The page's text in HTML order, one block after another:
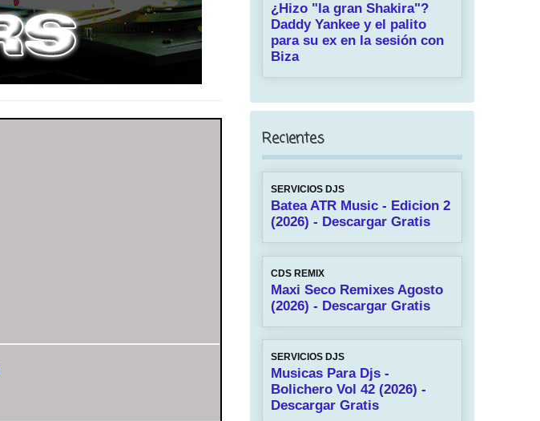
¿Hizo "la gran Shakira"?
Daddy Yankee y el palito
para su ex en la sesión con
Biza
Recientes
SERVICIOS DJS
Batea ATR Music - Edicion 2
(2026) - Descargar Gratis
CDS REMIX
Maxi Seco Remixes Agosto
(2026) - Descargar Gratis
SERVICIOS DJS
Musicas Para Djs -
Bolichero Vol 42 (2026) -
Descargar Gratis